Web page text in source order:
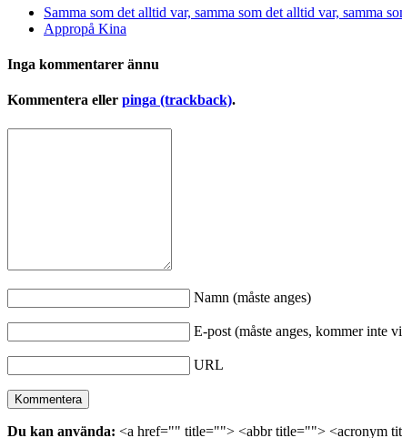
Samma som det alltid var, samma som det alltid var, samma
Appropå Kina
Inga kommentarer ännu
Kommentera eller pinga (trackback).
Namn (måste anges)
E-post (måste anges, kommer inte
URL
Du kan använda: <a href="" title=""> <abbr title=""> <acronym